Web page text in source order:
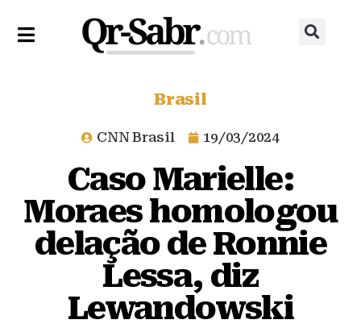
Brasil
CNN Brasil 19/03/2024
Caso Marielle:
Moraes homologou
delação de Ronnie
Lessa, diz
Lewandowski